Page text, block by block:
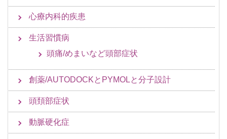
心療内科的疾患
生活習慣病
頭痛/めまいなど頭部症状
創薬/AUTODOCKとPYMOLと分子設計
頭頚部症状
動脈硬化症